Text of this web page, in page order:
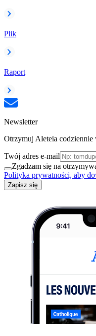
Plik
Raport
Newsletter
Otrzymuj Aleteia
Twój adres e-mail
Zgadzam się na
Polityka prywatności, aby
Zapisz się